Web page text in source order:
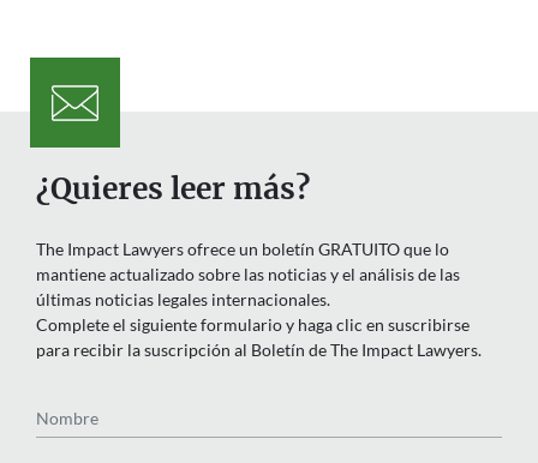
¿Quieres leer más?
The Impact Lawyers ofrece un boletín GRATUITO que lo
mantiene actualizado sobre las noticias y el análisis de las
últimas noticias legales internacionales.
Complete el siguiente formulario y haga clic en suscribirse
para recibir la suscripción al Boletín de The Impact Lawyers.